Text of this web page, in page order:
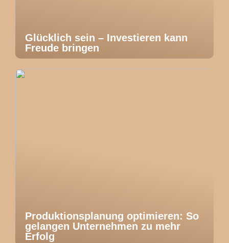
Glücklich sein – Investieren kann
Freude bringen
Produktionsplanung optimieren: So
gelangen Unternehmen zu mehr
Erfolg